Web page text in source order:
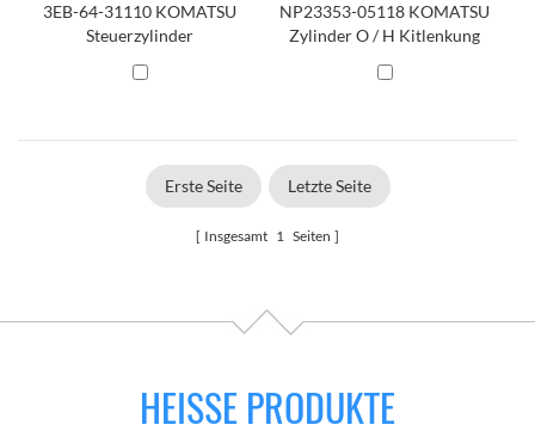
3EB-64-31110 KOMATSU
Steuerzylinder
NP23353-05118 KOMATSU
Zylinder O / H Kitlenkung
Erste Seite Letzte Seite
Insgesamt 1 Seiten
HEISSE PRODUKTE